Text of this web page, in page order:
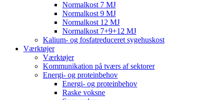
Normalkost 7 MJ
Normalkost 9 MJ
Normalkost 12 MJ
Normalkost 7+9+12 MJ
Kalium- og fosfatreduceret sygehuskost
Værktøjer
Værktøjer
Kommunikation på tværs af sektorer
Energi- og proteinbehov
Energi- og proteinbehov
Raske voksne